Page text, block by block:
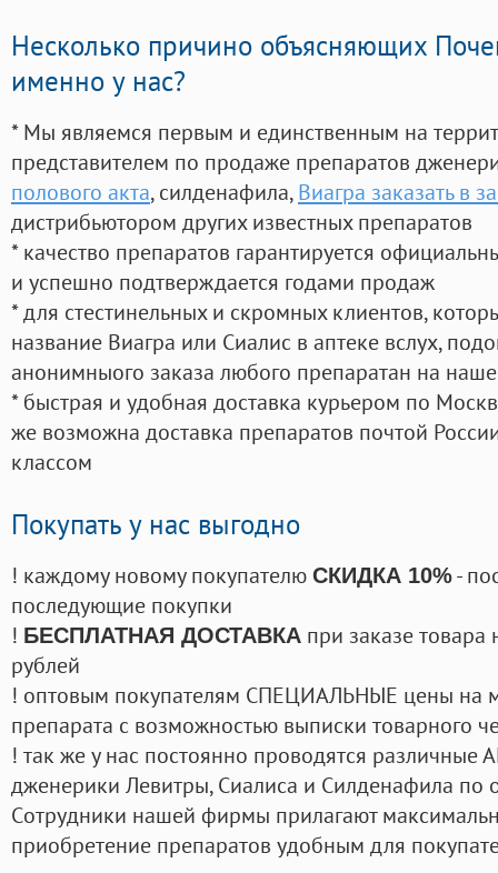
Несколько причино объясняющих
именно у нас?
* Мы являемся первым и единственным на
представителем по продаже препаратов
полового акта, силденафила, Виагра заказать в
дистрибьютором других известных препаратов
* качество препаратов гарантируется
и успешно подтверждается годами продаж
* для стестинельных и скромных клиентов,
название Виагра или Сиалис в аптеке вслух,
анонимныого заказа любого препаратан на
* быстрая и удобная доставка курьером по
же возможна доставка препаратов почтой
классом
Покупать у нас выгодно
! каждому новому покупателю СКИДКА 10%-
последующие покупки
! БЕСПЛАТНАЯ ДОСТАВКА при заказе
рублей
! оптовым покупателям СПЕЦИАЛЬНЫЕ цены на
препарата с возможностью выписки товарного
! так же у нас постоянно проводятся
дженерики Левитры, Сиалиса и Силденафила по
Cотрудники нашей фирмы прилагают
приобретение препаратов удобным для